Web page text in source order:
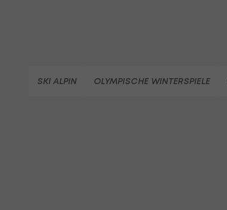
SKI ALPIN OLYMPISCHE WINTERSPIELE